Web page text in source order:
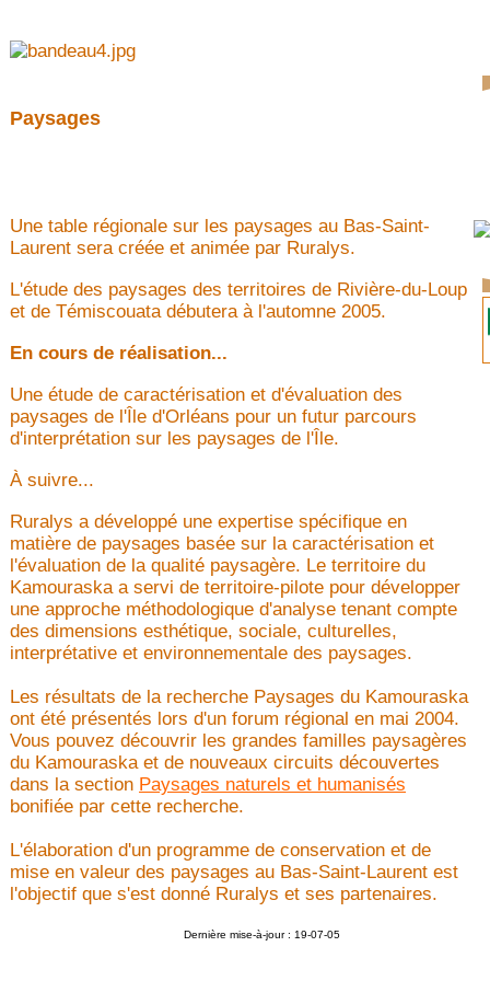
Paysages
Une table régionale sur les paysages au Bas-Saint-
Laurent sera créée et animée par Ruralys.
L'étude des paysages des territoires de Rivière-du-Loup
et de Témiscouata débutera à l'automne 2005.
En cours de réalisation...
Une étude de caractérisation et d'évaluation des
paysages de l'Île d'Orléans pour un futur parcours
d'interprétation sur les paysages de l'Île.
À suivre...
Ruralys a développé une expertise spécifique en
matière de paysages basée sur la caractérisation et
l'évaluation de la qualité paysagère. Le territoire du
Kamouraska a servi de territoire-pilote pour développer
une approche méthodologique d'analyse tenant compte
des dimensions esthétique, sociale, culturelles,
interprétative et environnementale des paysages.
Les résultats de la recherche Paysages du Kamouraska
ont été présentés lors d'un forum régional en mai 2004.
Vous pouvez découvrir les grandes familles paysagères
du Kamouraska et de nouveaux circuits découvertes
dans la section Paysages naturels et humanisés
bonifiée par cette recherche.
L'élaboration d'un programme de conservation et de
mise en valeur des paysages au Bas-Saint-Laurent est
l'objectif que s'est donné Ruralys et ses partenaires.
Dernière mise-à-jour : 19-07-05